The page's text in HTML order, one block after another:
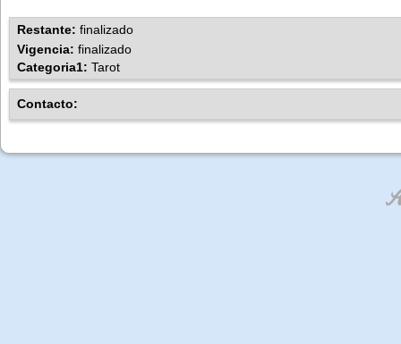
Restante: finalizado
Vigencia: finalizado
Categoria1: Tarot
Contacto: